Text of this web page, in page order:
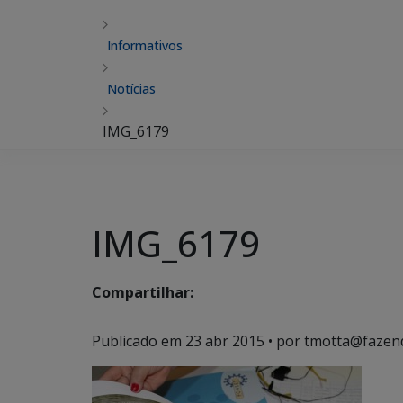
Informativos
Notícias
IMG_6179
IMG_6179
Compartilhar:
Publicado em 23 abr 2015 • por